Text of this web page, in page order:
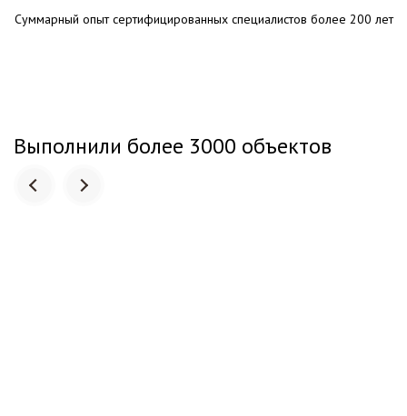
Суммарный опыт сертифицированных специалистов более 200 лет
Выполнили более 3000 объектов